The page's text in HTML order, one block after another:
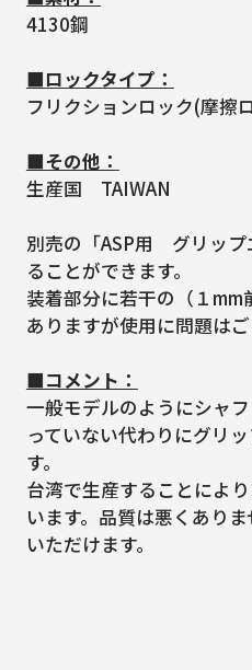
4130鋼
■ロックタイプ：
フリクションロック(摩擦
■その他：
生産国 TAIWAN
別売の「ASP用 グリップ
ることができます。
装着部分に若干の（１
ありますが使用に問題はご
■コメント：
一般モデルのようにシャ
っていない代わりにグリ
す。
台湾で生産することによ
います。品質は悪くあり
いただけます。